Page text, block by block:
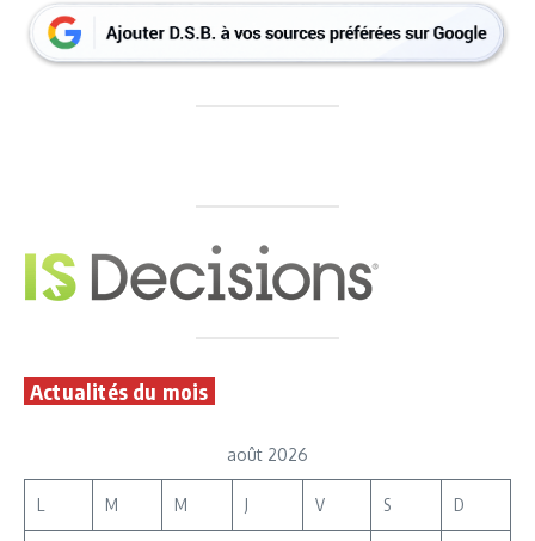
Actualités du mois
août 2026
L M M J V S D